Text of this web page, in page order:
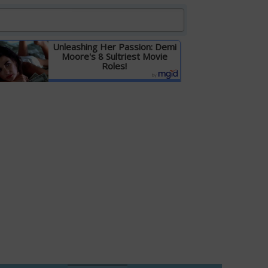
Unleashing Her Passion: Demi
Moore's 8 Sultriest Movie
Roles!